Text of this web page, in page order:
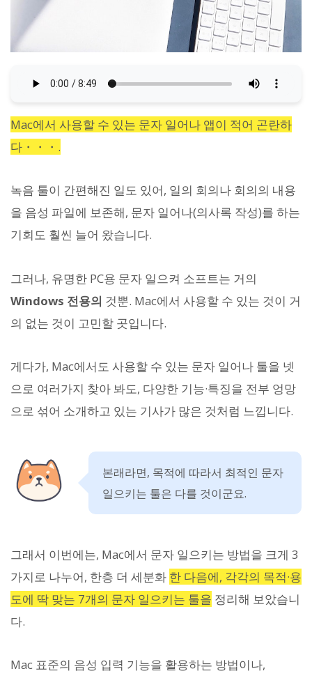
Mac에서 사용할 수 있는 문자 일어나 앱이 적어 곤란하
다・・・.
녹음 툴이 간편해진 일도 있어, 일의 회의나 회의의 내용
을 음성 파일에 보존해, 문자 일어나(의사록 작성)를 하는
기회도 훨씬 늘어 왔습니다.
그러나, 유명한 PC용 문자 일으켜 소프트는 거의
Windows 전용의 것뿐. Mac에서 사용할 수 있는 것이 거
의 없는 것이 고민할 곳입니다.
게다가, Mac에서도 사용할 수 있는 문자 일어나 툴을 넷
으로 여러가지 찾아 봐도, 다양한 기능·특징을 전부 엉망
으로 섞어 소개하고 있는 기사가 많은 것처럼 느낍니다.
본래라면, 목적에 따라서 최적인 문자
일으키는 툴은 다를 것이군요.
그래서 이번에는, Mac에서 문자 일으키는 방법을 크게 3
가지로 나누어, 한층 더 세분화 한 다음에, 각각의 목적·용
도에 딱 맞는 7개의 문자 일으키는 툴을 정리해 보았습니
다.
Mac 표준의 음성 입력 기능을 활용하는 방법이나,